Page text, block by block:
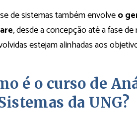
de sistemas também envolveo
, desde a concepção até a fase
estejam alinhadas aos
é o curso de
da UNG?